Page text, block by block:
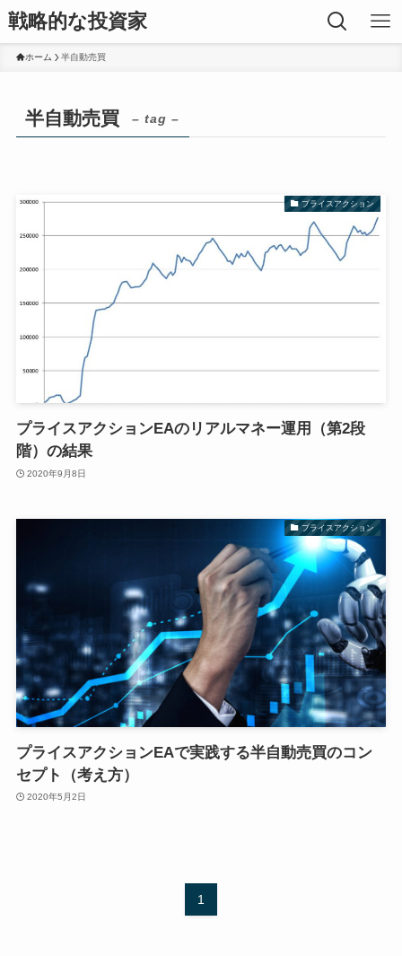
戦略的な投資家
ホーム 半自動売買
半自動売買 – tag –
プライスアクション
プライスアクションEAのリアルマネー運用（第2段
階）の結果
2020年9月8日
プライスアクション
プライスアクションEAで実践する半自動売買のコン
セプト（考え方）
2020年5月2日
1